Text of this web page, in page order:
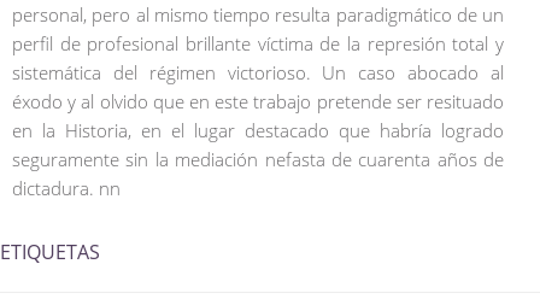
personal, pero al mismo tiempo resulta paradigmático de un
perfil de profesional brillante víctima de la represión total y
sistemática del régimen victorioso. Un caso abocado al
éxodo y al olvido que en este trabajo pretende ser resituado
en la Historia, en el lugar destacado que habría logrado
seguramente sin la mediación nefasta de cuarenta años de
dictadura. nn
ETIQUETAS